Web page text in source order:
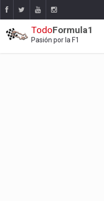
TodoFormula1
Pasión por la F1